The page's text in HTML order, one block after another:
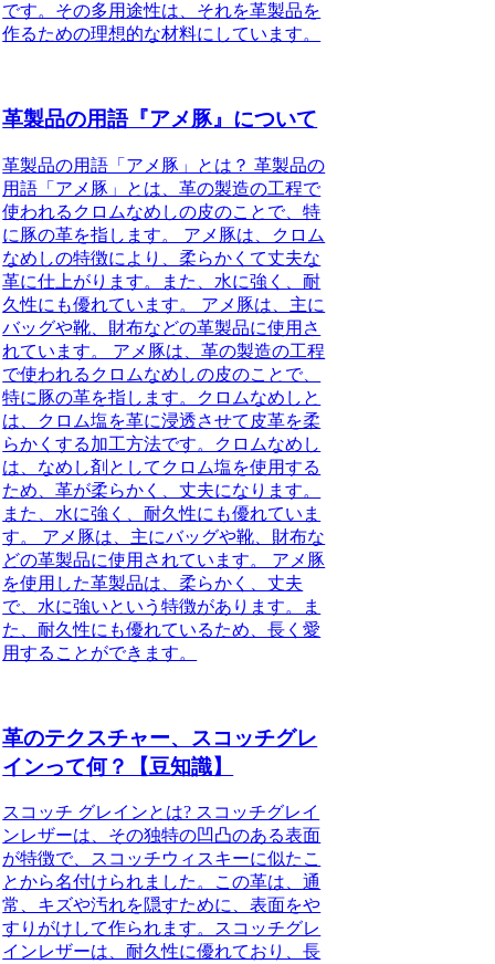
です。その多用途性は、それを革製品を
作るための理想的な材料にしています。
革製品の用語『アメ豚』について
革製品の用語「アメ豚」とは？ 革製品の
用語「アメ豚」とは、革の製造の工程で
使われるクロムなめしの皮のことで、特
に豚の革を指します。 アメ豚は、クロム
なめしの特徴により、柔らかくて丈夫な
革に仕上がります。また、水に強く、耐
久性にも優れています。 アメ豚は、主に
バッグや靴、財布などの革製品に使用さ
れています。 アメ豚は、革の製造の工程
で使われるクロムなめしの皮のことで、
特に豚の革を指します。クロムなめしと
は、クロム塩を革に浸透させて皮革を柔
らかくする加工方法です。クロムなめし
は、なめし剤としてクロム塩を使用する
ため、革が柔らかく、丈夫になります。
また、水に強く、耐久性にも優れていま
す。 アメ豚は、主にバッグや靴、財布な
どの革製品に使用されています。 アメ豚
を使用した革製品は、柔らかく、丈夫
で、水に強いという特徴があります。ま
た、耐久性にも優れているため、長く愛
用することができます。
革のテクスチャー、スコッチグレ
インって何？【豆知識】
スコッチ グレインとは? スコッチグレイ
ンレザーは、その独特の凹凸のある表面
が特徴で、スコッチウィスキーに似たこ
とから名付けられました。この革は、通
常、キズや汚れを隠すために、表面をや
すりがけして作られます。スコッチグレ
インレザーは、耐久性に優れており、長